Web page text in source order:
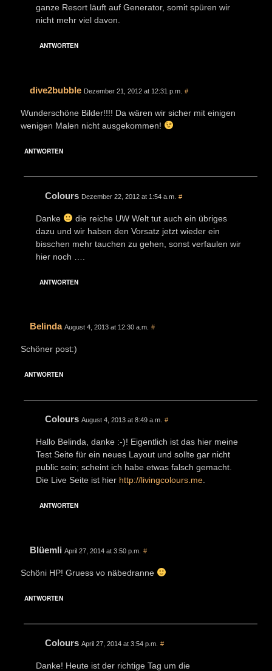
ganze Resort läuft auf Generator, somit spüren wir
nicht mehr viel davon.
ANTWORTEN
dive2bubble Dezember 21, 2012 at 12:31 p.m. #
Wunderschöne Bilder!!!! Da wären wir sicher mit einigen
wenigen Malen nicht ausgekommen!
ANTWORTEN
Colours Dezember 22, 2012 at 1:54 a.m. #
Danke
die reiche UW Welt tut auch ein übriges
dazu und wir haben den Vorsatz jetzt wieder ein
bisschen mehr tauchen zu gehen, sonst verfaulen wir
hier noch ….
ANTWORTEN
Belinda August 4, 2013 at 12:30 a.m. #
Schöner post:)
ANTWORTEN
Colours August 4, 2013 at 8:49 a.m. #
Hallo Belinda, danke :-)! Eigentlich ist das hier meine
Test Seite für ein neues Layout und sollte gar nicht
public sein; scheint ich habe etwas falsch gemacht.
Die Live Seite ist hier http://livingcolours.me
ANTWORTEN
Blüemli April 27, 2014 at 3:50 p.m. #
Schöni HP! Gruess vo näbedranne
ANTWORTEN
Colours April 27, 2014 at 3:54 p.m. #
Danke! Heute ist der richtige Tag um die